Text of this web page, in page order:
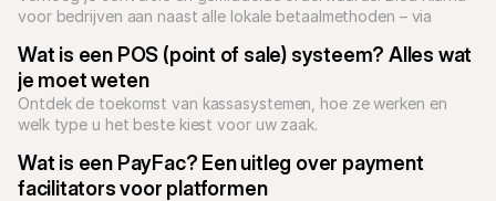
voor bedrijven aan naast alle lokale betaalmethoden – via
Wat is een POS (point of sale) systeem? Alles wat
je moet weten
Ontdek de toekomst van kassasystemen, hoe ze werken en
welk type u het beste kiest voor uw zaak.
Wat is een PayFac? Een uitleg over payment
facilitators voor platformen